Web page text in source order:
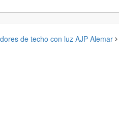
de techo con luz AJP Alemar